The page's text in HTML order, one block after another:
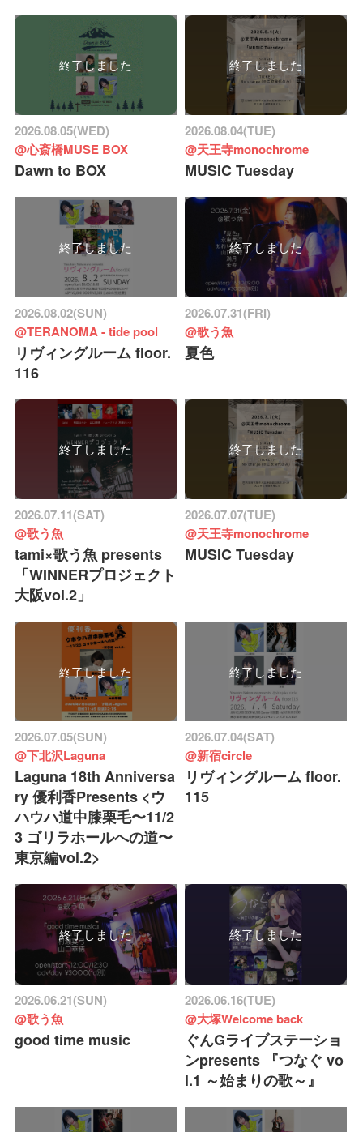
終了しました
2026.08.05(WED)
@心斎橋MUSE BOX
Dawn to BOX
終了しました
2026.08.04(TUE)
@天王寺monochrome
MUSIC Tuesday
終了しました
2026.08.02(SUN)
@TERANOMA - tide pool
リヴィングルーム floor.
116
終了しました
2026.07.31(FRI)
@歌う魚
夏色
終了しました
2026.07.11(SAT)
@歌う魚
tami×歌う魚 presents
「WINNERプロジェクト
大阪vol.2」
終了しました
2026.07.07(TUE)
@天王寺monochrome
MUSIC Tuesday
終了しました
2026.07.05(SUN)
@下北沢Laguna
Laguna 18th Anniversa
ry 優利香Presents <ウ
ハウハ道中膝栗毛〜11/2
3 ゴリラホールへの道〜
東京編vol.2>
終了しました
2026.07.04(SAT)
@新宿circle
リヴィングルーム floor.
115
終了しました
2026.06.21(SUN)
@歌う魚
good time music
終了しました
2026.06.16(TUE)
@大塚Welcome back
ぐんGライブステーショ
ンpresents 『つなぐ vo
l.1 ～始まりの歌～』